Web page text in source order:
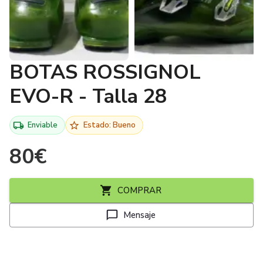
BOTAS ROSSIGNOL
EVO-R - Talla 28
Enviable Estado: Bueno
80€
COMPRAR
Mensaje